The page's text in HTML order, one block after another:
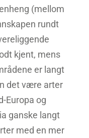
(mellom
rundt
kjent, mens
er langt
det være arter
Europa og
ganske langt
med en mer